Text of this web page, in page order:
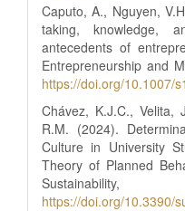
Caputo, A., Nguyen,
taking, knowledge,
antecedents of
Entrepreneurship and
https://doi.org/10.1007/
Chávez, K.J.C., Velita,
R.M. (2024).
Culture in University
Theory of Planned
https://doi.org/10.3390/